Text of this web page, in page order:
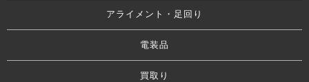
アライメント・足回り
電装品
買取り